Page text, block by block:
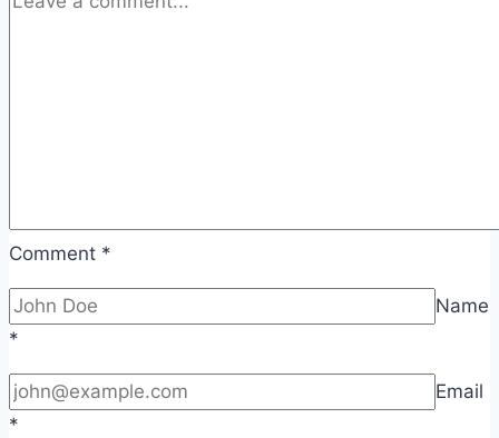
Comment *
Name
*
Email
*